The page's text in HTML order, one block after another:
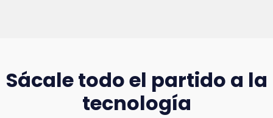
Sácale todo el partido a la
tecnología